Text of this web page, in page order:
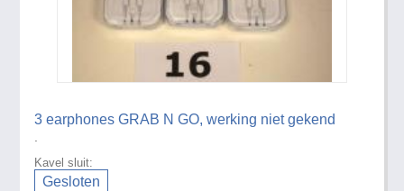
3 earphones GRAB N GO, werking niet gekend
Kavel sluit:
Gesloten